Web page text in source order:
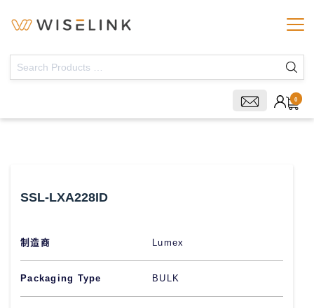
0
SSL-LXA228ID
制造商 Lumex
Packaging Type BULK